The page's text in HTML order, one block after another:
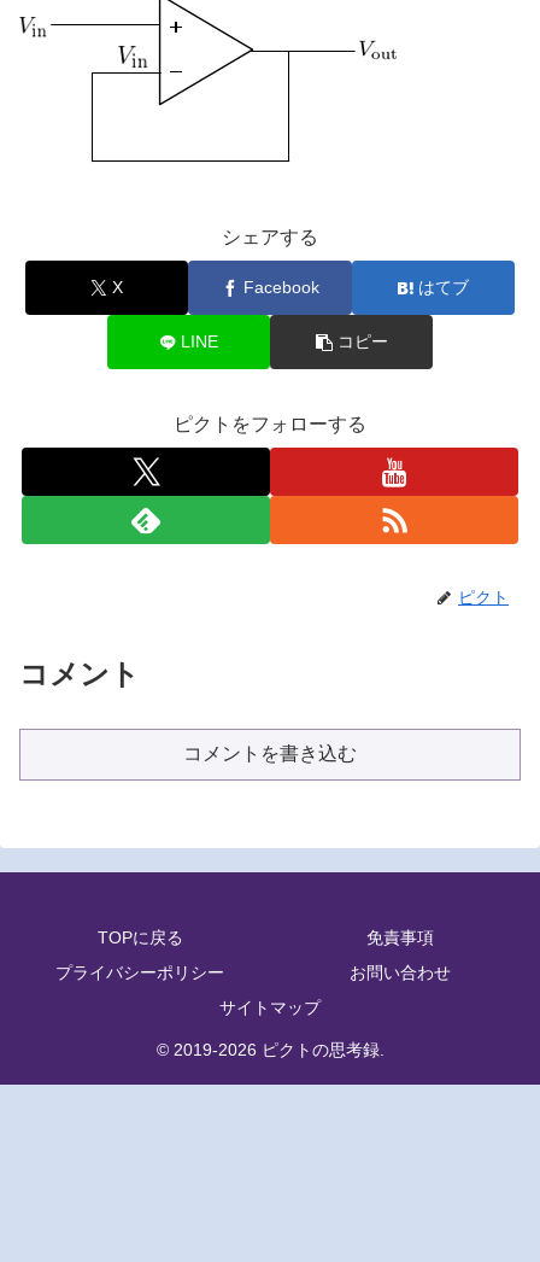
シェアする
X Facebook はてブ
LINE コピー
ピクトをフォローする
ピクト
コメント
コメントを書き込む
TOPに戻る
免責事項
プライバシーポリシー
お問い合わせ
サイトマップ
© 2019-2026 ピクトの思考録.